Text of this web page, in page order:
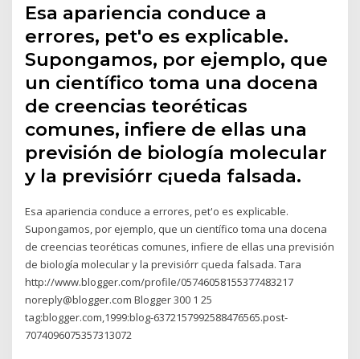
Esa apariencia conduce a
errores, pet'o es explicable.
Supongamos, por ejemplo, que
un científico toma una docena
de creencias teoréticas
comunes, infiere de ellas una
previsión de biología molecular
y la previsiórr c¡ueda falsada.
Esa apariencia conduce a errores, pet'o es explicable.
Supongamos, por ejemplo, que un científico toma una docena
de creencias teoréticas comunes, infiere de ellas una previsión
de biología molecular y la previsiórr c¡ueda falsada. Tara
http://www.blogger.com/profile/05746058155377483217
noreply@blogger.com Blogger 300 1 25
tag:blogger.com,1999:blog-6372157992588476565.post-
7074096075357313072